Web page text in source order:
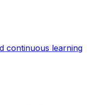
continuous learning